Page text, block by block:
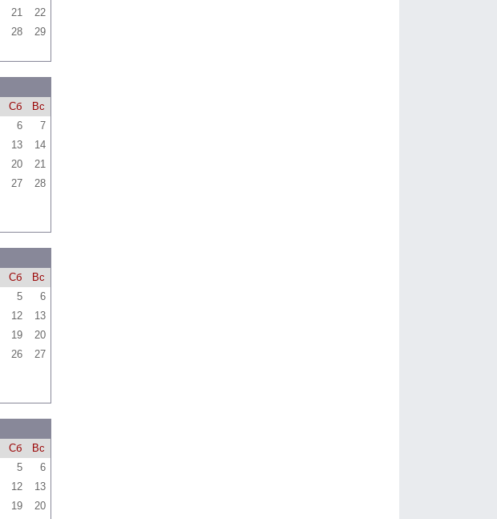
21
22
28
29
Сб
Вс
6
7
13
14
20
21
27
28
Сб
Вс
5
6
12
13
19
20
26
27
Сб
Вс
5
6
12
13
19
20